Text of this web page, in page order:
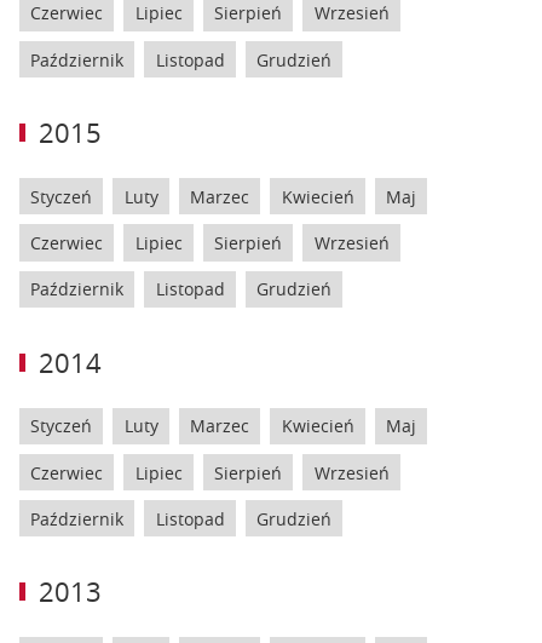
Czerwiec Lipiec Sierpień Wrzesień
Październik Listopad Grudzień
2015
Styczeń Luty Marzec Kwiecień Maj
Czerwiec Lipiec Sierpień Wrzesień
Październik Listopad Grudzień
2014
Styczeń Luty Marzec Kwiecień Maj
Czerwiec Lipiec Sierpień Wrzesień
Październik Listopad Grudzień
2013